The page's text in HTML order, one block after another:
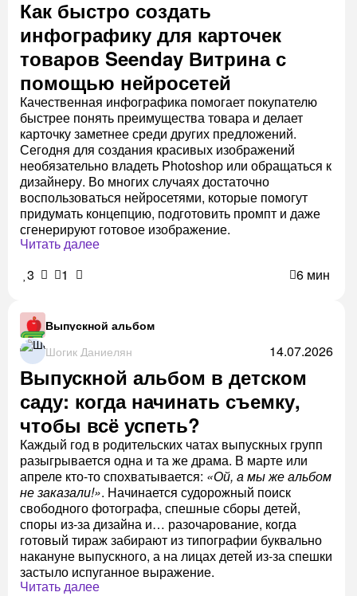
Как быстро создать
инфографику для карточек
товаров Seenday Витрина с
помощью нейросетей
Качественная инфографика помогает покупателю
быстрее понять преимущества товара и делает
карточку заметнее среди других предложений.
Сегодня для создания красивых изображений
необязательно владеть Photoshop или обращаться к
дизайнеру. Во многих случаях достаточно
воспользоваться нейросетями, которые помогут
придумать концепцию, подготовить промпт и даже
сгенерируют готовое изображение.
Читать далее
3
1 6 мин
Выпускной альбом
Шогик Даниелян
14.07.2026
Выпускной альбом в детском
саду: когда начинать съемку,
чтобы всё успеть?
Каждый год в родительских чатах выпускных групп
разыгрывается одна и та же драма. В марте или
апреле кто-то спохватывается: «Ой, а мы же альбом
не заказали!». Начинается судорожный поиск
свободного фотографа, спешные сборы детей,
споры из-за дизайна и… разочарование, когда
готовый тираж забирают из типографии буквально
накануне выпускного, а на лицах детей из-за спешки
застыло испуганное выражение.
Читать далее